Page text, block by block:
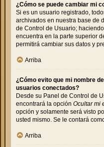
¿Cómo se puede cambiar mi
Si es un usuario registrado,
archivados en nuestra base de
de Control de Usuario;
encuentra en la parte superior
permitirá cambiar sus datos y
Arriba
¿Cómo evito que mi nombre
usuarios conectados?
Desde su Panel de Control de
encontrará la opción Ocultar mi
opción y solamente será visto
usted mismo. Se le contará
Arriba